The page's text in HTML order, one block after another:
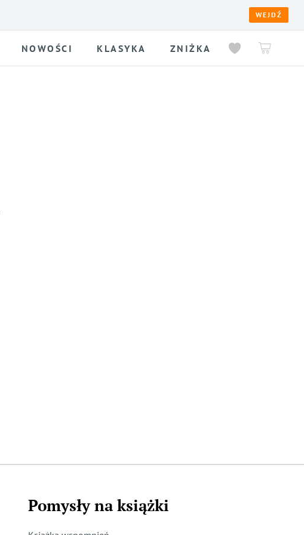
WEJDŹ
NOWOŚCI KLASYKA ZNIŻKA
Pomysły na książki